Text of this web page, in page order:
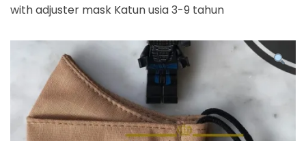
with adjuster mask Katun usia 3-9 tahun